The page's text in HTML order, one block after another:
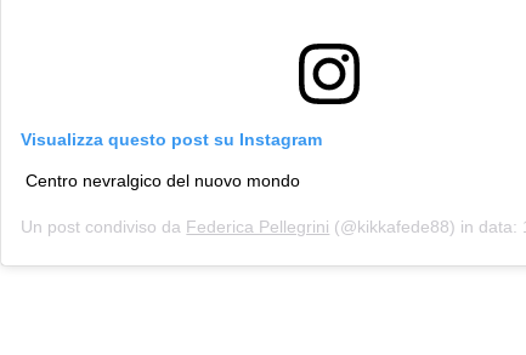
Visualizza questo post su Instagram
Centro nevralgico del nuovo mondo
Un post condiviso da Federica Pellegrini (@kikkafede88) in data: